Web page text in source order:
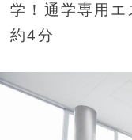
学！通学専用エ
約4分